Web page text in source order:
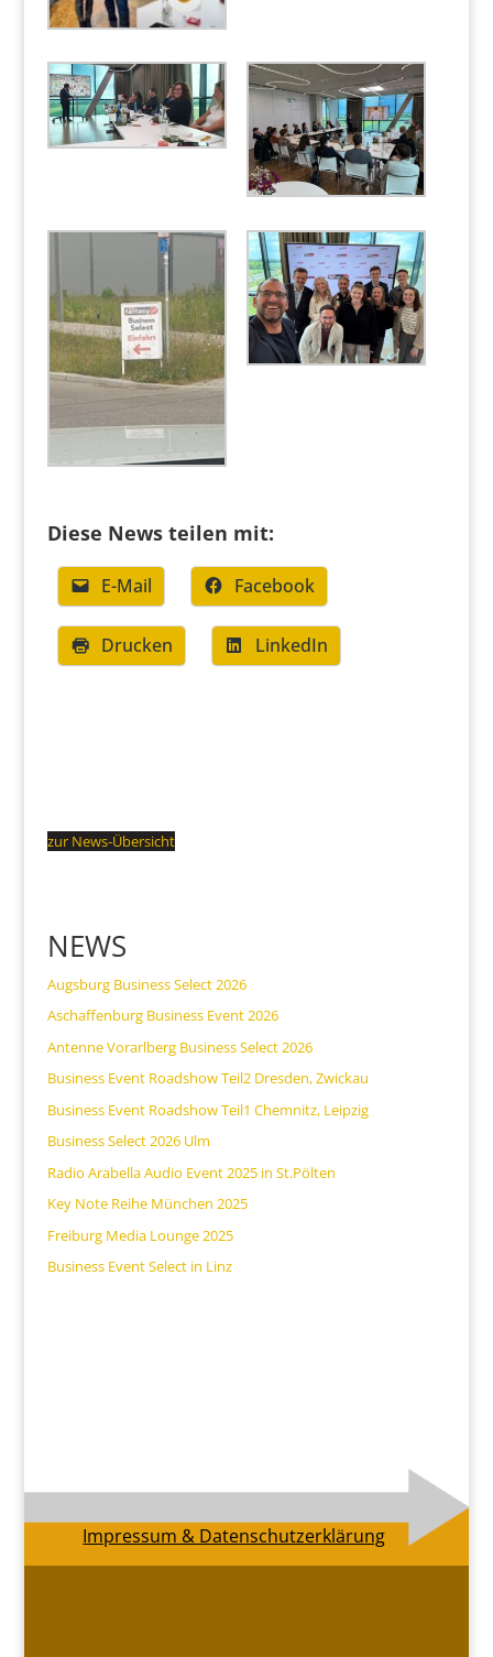
Diese News teilen mit:
E-Mail Facebook
Drucken LinkedIn
zur News-Übersicht
NEWS
Augsburg Business Select 2026
Aschaffenburg Business Event 2026
Antenne Vorarlberg Business Select 2026
Business Event Roadshow Teil2 Dresden, Zwickau
Business Event Roadshow Teil1 Chemnitz, Leipzig
Business Select 2026 Ulm
Radio Arabella Audio Event 2025 in St.Pölten
Key Note Reihe München 2025
Freiburg Media Lounge 2025
Business Event Select in Linz
Impressum & Datenschutzerklärung